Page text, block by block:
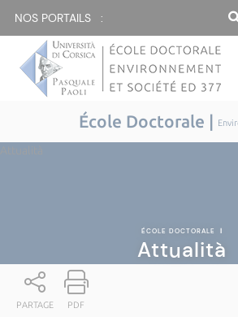
NOS PORTAILS :
École Doctorale |
ÉCOLE DOCTORALE |
Attualità
PARTAGE PDF